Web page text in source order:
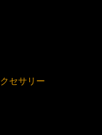
セサリー